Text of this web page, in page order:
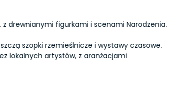
drewnianymi figurkami i scenami Narodzenia.
szopki rzemieślnicze i wystawy czasowe.
lokalnych artystów, z aranżacjami